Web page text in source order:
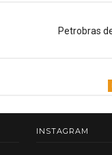
Petrobras
INSTAGRAM